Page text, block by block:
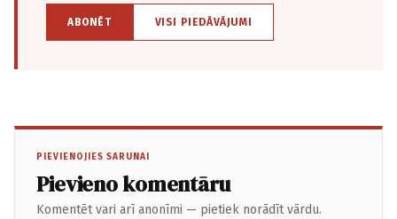
ABONĒT VISI PIEDĀVĀJUMI
PIEVIENOJIES SARUNAI
Pievieno komentāru
Komentēt vari arī anonīmi — pietiek norādīt vārdu.